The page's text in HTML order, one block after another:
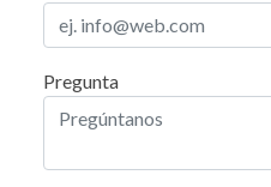
Pregunta